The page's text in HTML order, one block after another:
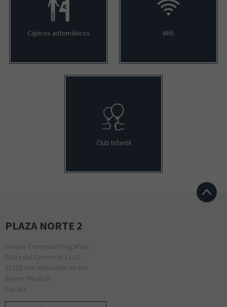
Cajeros automáticos Wifi
Club Infantil
PLAZA NORTE 2
Parque Comercial MegaPark
Plaza del Comercio 11-12
28703 San Sebastián de los
Reyes (Madrid)
España